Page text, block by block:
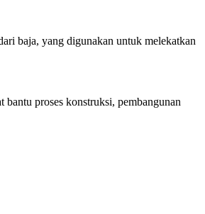
baja, yang digunakan untuk melekatkan
proses konstruksi, pembangunan